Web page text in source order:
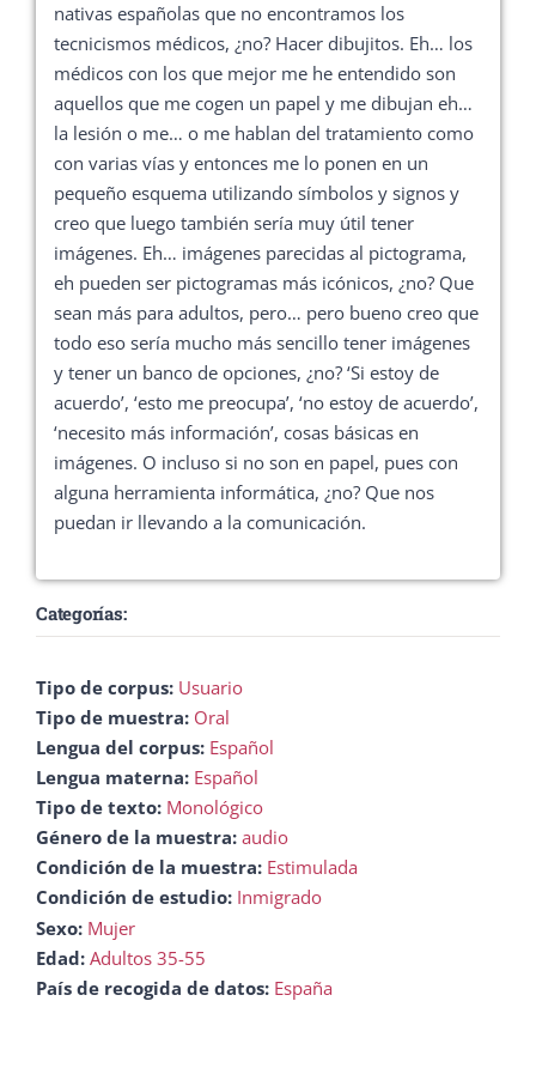
nativas españolas que no encontramos los
tecnicismos médicos, ¿no? Hacer dibujitos. Eh… los
médicos con los que mejor me he entendido son
aquellos que me cogen un papel y me dibujan eh…
la lesión o me… o me hablan del tratamiento como
con varias vías y entonces me lo ponen en un
pequeño esquema utilizando símbolos y signos y
creo que luego también sería muy útil tener
imágenes. Eh… imágenes parecidas al pictograma,
eh pueden ser pictogramas más icónicos, ¿no? Que
sean más para adultos, pero… pero bueno creo que
todo eso sería mucho más sencillo tener imágenes
y tener un banco de opciones, ¿no? ‘Si estoy de
acuerdo’, ‘esto me preocupa’, ‘no estoy de acuerdo’,
‘necesito más información’, cosas básicas en
imágenes. O incluso si no son en papel, pues con
alguna herramienta informática, ¿no? Que nos
puedan ir llevando a la comunicación.
Categorías:
Tipo de corpus: Usuario
Tipo de muestra: Oral
Lengua del corpus: Español
Lengua materna: Español
Tipo de texto: Monológico
Género de la muestra: audio
Condición de la muestra: Estimulada
Condición de estudio: Inmigrado
Sexo: Mujer
Edad: Adultos 35-55
País de recogida de datos: España